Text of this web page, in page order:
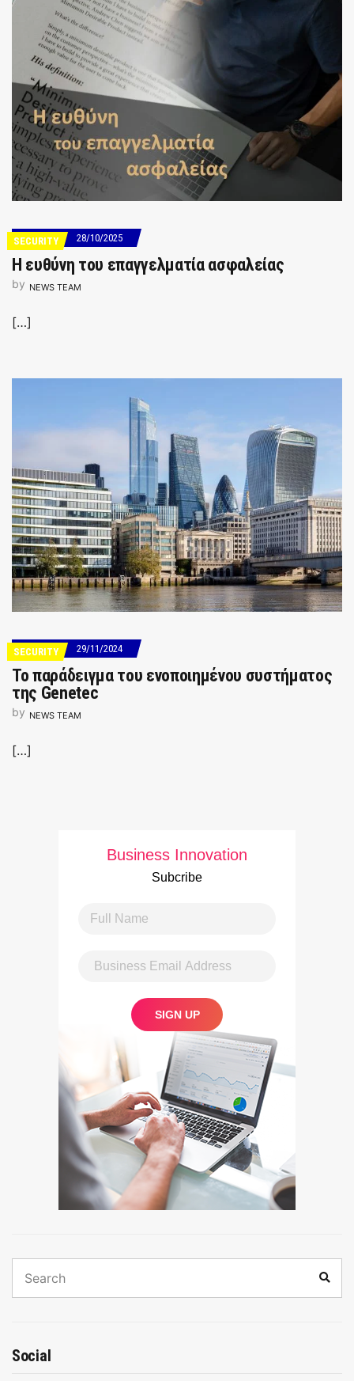
SECURITY 28/10/2025
Η ευθύνη του επαγγελματία ασφαλείας
by NEWS TEAM
[…]
SECURITY 29/11/2024
Το παράδειγμα του ενοποιημένου συστήματος
της Genetec
by NEWS TEAM
[…]
Business Innovation
Subcribe
for:
Social